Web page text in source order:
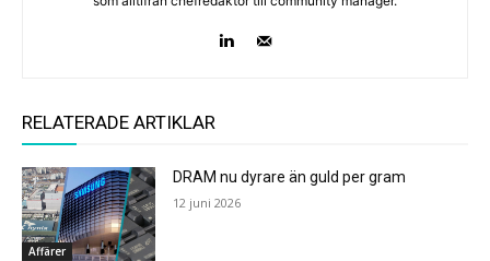
RELATERADE ARTIKLAR
Affärer
DRAM nu dyrare än guld per gram
12 juni 2026